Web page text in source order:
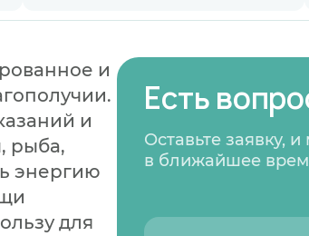
и
и
рыба,
энергию
для
Есть
Оставьте заявку,
в ближайшее